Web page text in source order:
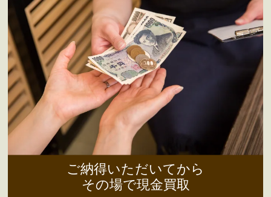
ご納得いただいてから
その場で現金買取